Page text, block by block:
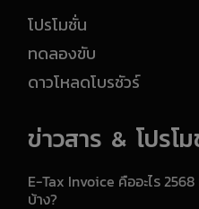
โปรโมชั่น
ทดลองขับ
ดาวโหลดโบรชัวร์
ข่าวสาร & โปรโ
E-Tax Invoice คืออะไร 2568
บ้าง?